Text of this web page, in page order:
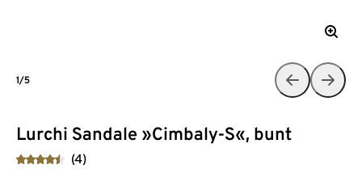
Lurchi Sandale »Cimbaly-S«, bunt
(4)
1/5